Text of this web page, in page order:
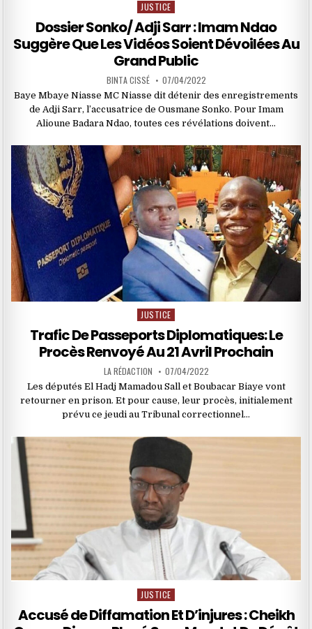
Posted
in
JUSTICE
Dossier Sonko/ Adji Sarr : Imam Ndao
Suggère Que Les Vidéos Soient Dévoilées Au
Grand Public
BINTA CISSÉ 07/04/2022
Baye Mbaye Niasse MC Niasse dit détenir des enregistrements
de Adji Sarr, l’accusatrice de Ousmane Sonko. Pour Imam
Alioune Badara Ndao, toutes ces révélations doivent…
Posted
JUSTICE
Trafic De Passeports Diplomatiques: Le
Procès Renvoyé Au 21 Avril Prochain
LA RÉDACTION 07/04/2022
Les députés El Hadj Mamadou Sall et Boubacar Biaye vont
retourner en prison. Et pour cause, leur procès, initialement
prévu ce jeudi au Tribunal correctionnel…
Posted
in
JUSTICE
Accusé de Diffamation Et D’injures : Cheikh